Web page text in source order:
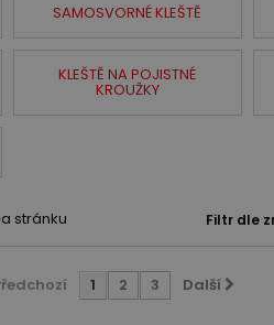
SAMOSVORNÉ KLEŠTĚ
KLEŠTĚ NA POJISTNÉ
KROUŽKY
stránku Filtr dle
1 2 3 Další